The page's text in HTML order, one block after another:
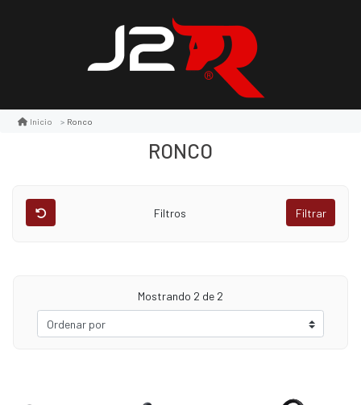
Inicio Ronco
RONCO
Filtros Filtrar
Mostrando 2 de 2